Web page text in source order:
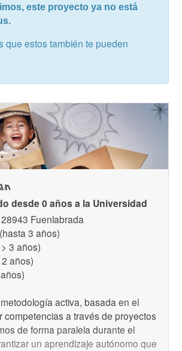
este proyecto ya no está
que estos también te pueden
desde 0 años a la Universidad
Fuenlabrada
3 años)
3 años)
años)
activa, basada en el
competencias a través de proyectos
de forma paralela durante el
un aprendizaje autónomo que